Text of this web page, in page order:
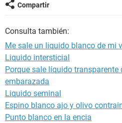
Compartir
Consulta también:
Me sale un liquido blanco de mi
Liquido intersticial
Porque sale líquido transparente
embarazada
Liquido seminal
Espino blanco ajo y olivo
Punto blanco en la encia